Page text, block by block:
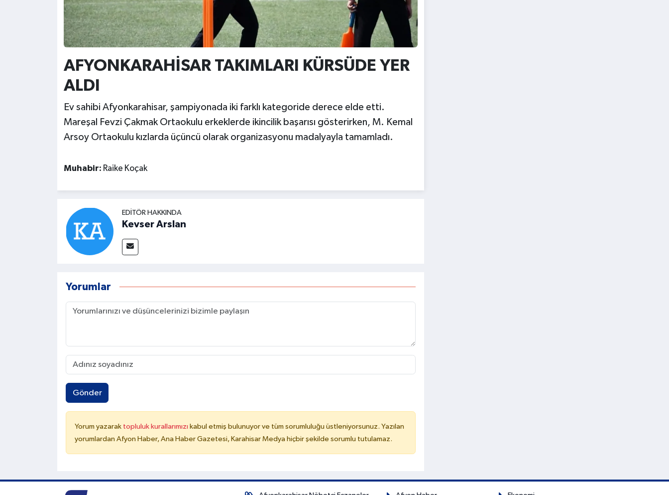
AFYONKARAHİSAR TAKIMLARI KÜRSÜDE YER
ALDI
Ev sahibi Afyonkarahisar, şampiyonada iki farklı kategoride derece elde etti.
Mareşal Fevzi Çakmak Ortaokulu erkeklerde ikincilik başarısı gösterirken, M. Kemal
Arsoy Ortaokulu kızlarda üçüncü olarak organizasyonu madalyayla tamamladı.
Muhabir: Raike Koçak
EDITÖR HAKKINDA
Kevser Arslan
Yorumlar
Gönder
Yorum yazarak topluluk kurallarımızı kabul etmiş bulunuyor ve tüm sorumluluğu üstleniyorsunuz. Yazılan
yorumlardan Afyon Haber, Ana Haber Gazetesi, Karahisar Medya hiçbir şekilde sorumlu tutulamaz.